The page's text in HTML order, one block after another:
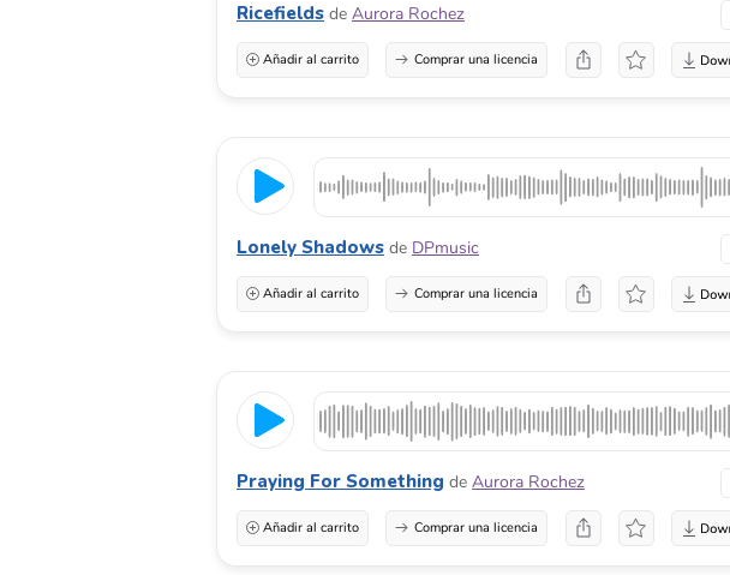
Ricefields de Aurora Rochez
Añadir al carrito Comprar una licencia
Lonely Shadows de DPmusic
Añadir al carrito Comprar una licencia
Praying For Something de Aurora Rochez
Añadir al carrito Comprar una licencia